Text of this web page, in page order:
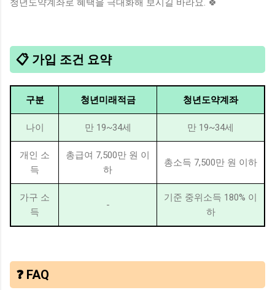
청년도약계좌로 혜택을 극대화해 보시길 바라요. 🍀
📋 가입 조건 요약
구분 청년미래적금 청년도약계좌
나이 만 19~34세 만 19~34세
개인 소
득
총급여 7,500만 원 이
하
총소득 7,500만 원 이하
가구 소
득
-
기준 중위소득 180% 이
하
❓ FAQ